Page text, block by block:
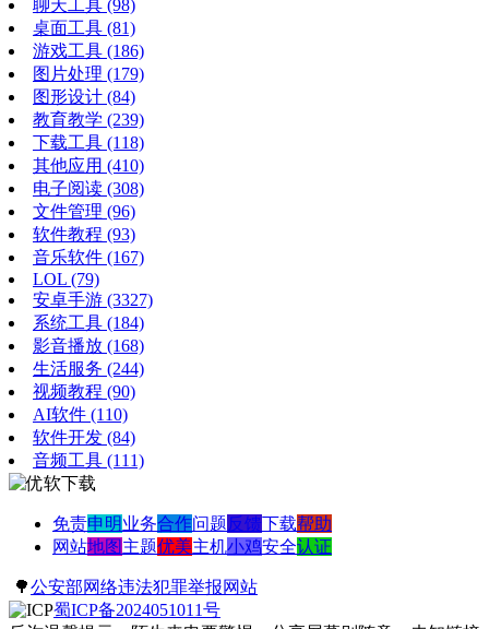
聊天工具 (98)
桌面工具 (81)
游戏工具 (186)
图片处理 (179)
图形设计 (84)
教育教学 (239)
下载工具 (118)
其他应用 (410)
电子阅读 (308)
文件管理 (96)
软件教程 (93)
音乐软件 (167)
LOL (79)
安卓手游 (3327)
系统工具 (184)
影音播放 (168)
生活服务 (244)
视频教程 (90)
AI软件 (110)
软件开发 (84)
音频工具 (111)
免责申明业务合作问题反馈下载帮助
网站地图 主题优美主机小鸡安全认证
🌳公安部网络违法犯罪举报网站
蜀ICP备2024051011号